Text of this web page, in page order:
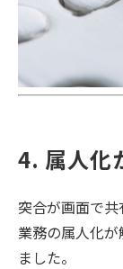
4. 属人化
突合が画面で共
業務の属人化
ました。